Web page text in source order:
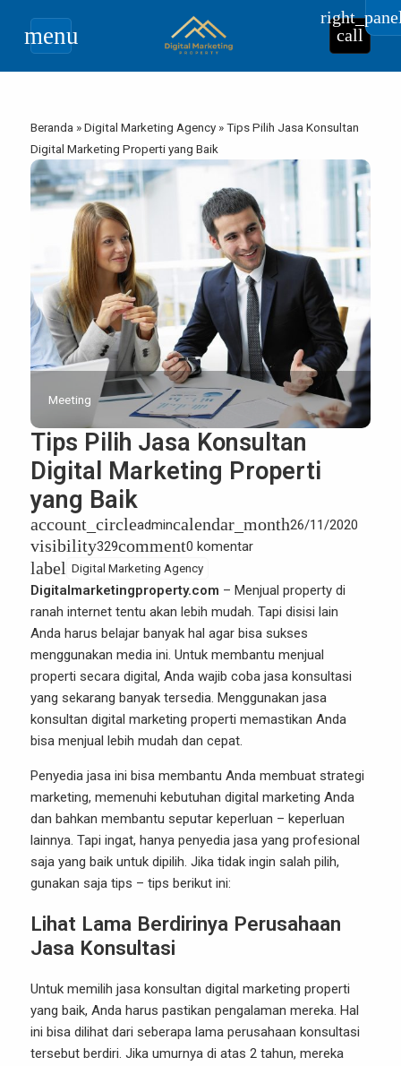
menu call
Beranda »Digital Marketing Agency »Tips Pilih Jasa Konsultan
Digital Marketing Properti yang Baik
Meeting
Tips Pilih Jasa Konsultan
Digital Marketing Properti
yang Baik
account_circleadmincalendar_month26/11/2020
visibility329comment0 komentar
label Digital Marketing Agency
Digitalmarketingproperty.com – Menjual property di
ranah internet tentu akan lebih mudah. Tapi disisi lain
Anda harus belajar banyak hal agar bisa sukses
menggunakan media ini. Untuk membantu menjual
properti secara digital, Anda wajib coba jasa konsultasi
yang sekarang banyak tersedia. Menggunakan jasa
konsultan digital marketing properti memastikan Anda
bisa menjual lebih mudah dan cepat.
Penyedia jasa ini bisa membantu Anda membuat strategi
marketing, memenuhi kebutuhan digital marketing Anda
dan bahkan membantu seputar keperluan – keperluan
lainnya. Tapi ingat, hanya penyedia jasa yang profesional
saja yang baik untuk dipilih. Jika tidak ingin salah pilih,
gunakan saja tips – tips berikut ini:
Lihat Lama Berdirinya Perusahaan
Jasa Konsultasi
Untuk memilih jasa konsultan digital marketing properti
yang baik, Anda harus pastikan pengalaman mereka. Hal
ini bisa dilihat dari seberapa lama perusahaan konsultasi
tersebut berdiri. Jika umurnya di atas 2 tahun, mereka